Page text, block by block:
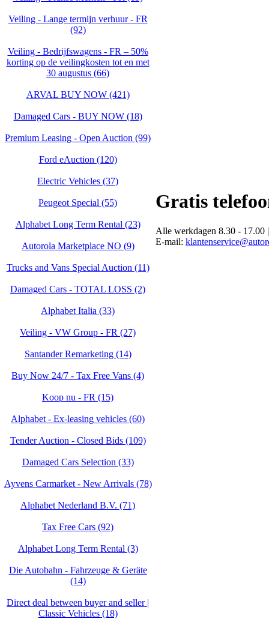
Veiling - Lange termijn verhuur - FR
(92)
Veiling - Bedrijfswagens - FR – 50%
korting op de veilingkosten tot en met
30 augustus (66)
ARVAL BUY NOW (421)
Damaged Cars - BUY NOW (18)
Premium Leasing - Open Auction (99)
Ford eAuction (120)
Electric Vehicles (37)
Peugeot Special (55)
Alphabet Long Term Rental (23)
Autorola Marketplace NO (9)
Trucks and Vans Special Auction (11)
Damaged Cars - TOTAL LOSS (2)
Alphabet Italia (33)
Veiling - VW Group - FR (27)
Santander Remarketing (14)
Buy Now 24/7 - Tax Free Vans (4)
Koop nu - FR (15)
Alphabet - Ex-leasing vehicles (60)
Tender Auction - Closed Bids (109)
Damaged Cars Selection (33)
Ayvens Carmarket - New Arrivals (78)
Alphabet Nederland B.V. (71)
Tax Free Cars (92)
Alphabet Long Term Rental (3)
Die Autobahn - Fahrzeuge & Geräte
(14)
Direct deal between buyer and seller |
Classic Vehicles (18)
Gratis
Alle werkdagen 8.30 - 17.00
E-mail: